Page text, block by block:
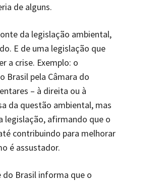
de alguns.
da legislação ambiental,
E de uma legislação que
a crise. Exemplo: o
Brasil pela Câmara do
– à direita ou à
da questão ambiental, mas
legislação, afirmando que o
contribuindo para melhorar
é assustador.
Brasil informa que o